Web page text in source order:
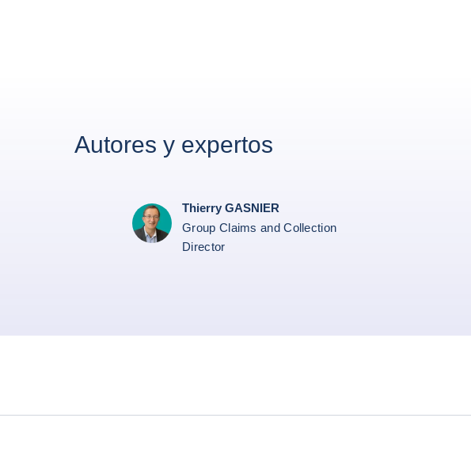
Autores y expertos
Thierry GASNIER
Group Claims and Collection
Director